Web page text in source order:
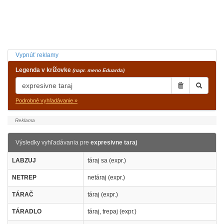
Vypnúť reklamy
Legenda v krížovke (napr. meno Eduarda)
Podrobné vyhľadávanie »
Výsledky vyhľadávania pre expresivne taraj
LABZUJ táraj sa (expr.)
NETREP netáraj (expr.)
TÁRAČ táraj (expr.)
TÁRADLO táraj, trepaj (expr.)